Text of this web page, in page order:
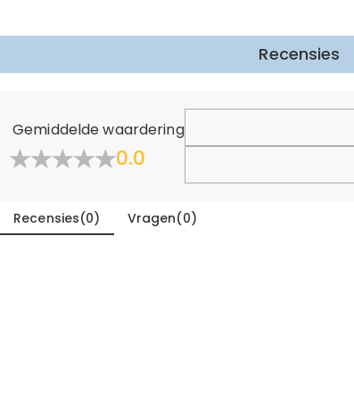
Recensies
Gemiddelde waardering
0.0
Recensies(0) Vragen(0)